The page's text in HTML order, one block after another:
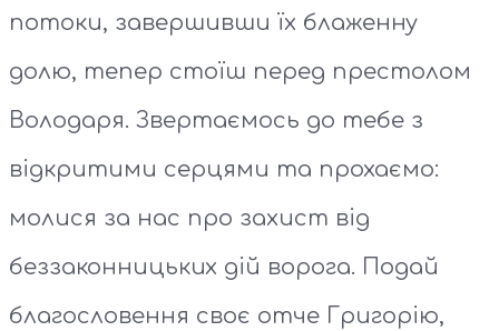
потоки, завершивши їх блаженну
долю, тепер стоїш перед престолом
Володаря. Звертаємось до тебе з
відкритими серцями та прохаємо:
молися за нас про захист від
беззаконницьких дій ворога. Подай
благословення своє отче Григорію,